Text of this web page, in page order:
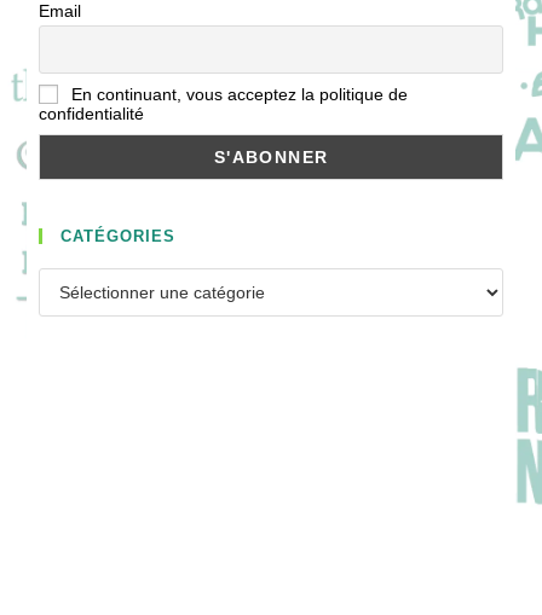
Email
En continuant, vous acceptez la politique de
confidentialité
CATÉGORIES